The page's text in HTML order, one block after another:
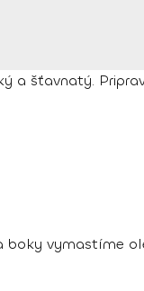
a šťavnatý.
boky vymastíme